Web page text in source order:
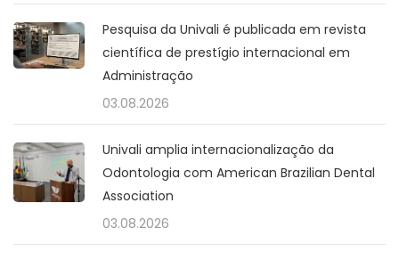
Pesquisa da Univali é publicada em revista
científica de prestígio internacional em
Administração
03.08.2026
Univali amplia internacionalização da
Odontologia com American Brazilian Dental
Association
03.08.2026